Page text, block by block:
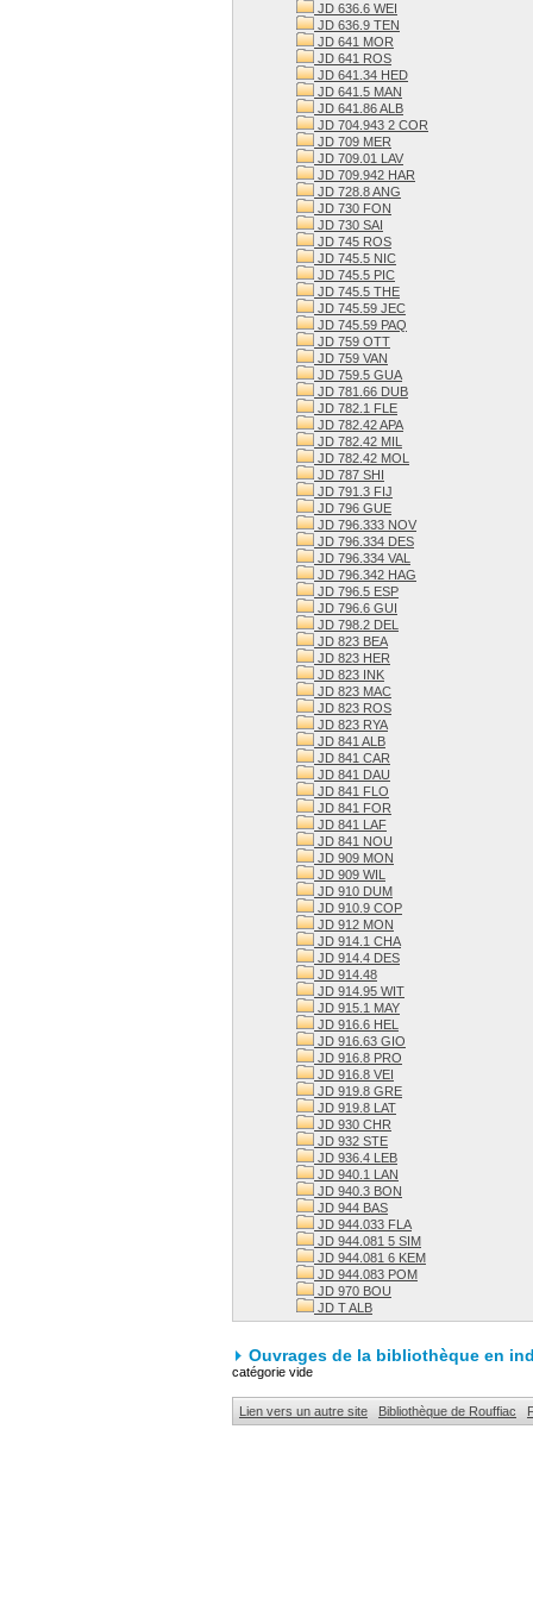
JD 636.6 WEI
JD 636.9 TEN
JD 641 MOR
JD 641 ROS
JD 641.34 HED
JD 641.5 MAN
JD 641.86 ALB
JD 704.943 2 COR
JD 709 MER
JD 709.01 LAV
JD 709.942 HAR
JD 728.8 ANG
JD 730 FON
JD 730 SAI
JD 745 ROS
JD 745.5 NIC
JD 745.5 PIC
JD 745.5 THE
JD 745.59 JEC
JD 745.59 PAQ
JD 759 OTT
JD 759 VAN
JD 759.5 GUA
JD 781.66 DUB
JD 782.1 FLE
JD 782.42 APA
JD 782.42 MIL
JD 782.42 MOL
JD 787 SHI
JD 791.3 FIJ
JD 796 GUE
JD 796.333 NOV
JD 796.334 DES
JD 796.334 VAL
JD 796.342 HAG
JD 796.5 ESP
JD 796.6 GUI
JD 798.2 DEL
JD 823 BEA
JD 823 HER
JD 823 INK
JD 823 MAC
JD 823 ROS
JD 823 RYA
JD 841 ALB
JD 841 CAR
JD 841 DAU
JD 841 FLO
JD 841 FOR
JD 841 LAF
JD 841 NOU
JD 909 MON
JD 909 WIL
JD 910 DUM
JD 910.9 COP
JD 912 MON
JD 914.1 CHA
JD 914.4 DES
JD 914.48
JD 914.95 WIT
JD 915.1 MAY
JD 916.6 HEL
JD 916.63 GIO
JD 916.8 PRO
JD 916.8 VEI
JD 919.8 GRE
JD 919.8 LAT
JD 930 CHR
JD 932 STE
JD 936.4 LEB
JD 940.1 LAN
JD 940.3 BON
JD 944 BAS
JD 944.033 FLA
JD 944.081 5 SIM
JD 944.081 6 KEM
JD 944.083 POM
JD 970 BOU
JD T ALB
Ouvrages de la bibliothèque en
catégorie vide
Lien vers un autre site Bibliothèque de Rouffiac